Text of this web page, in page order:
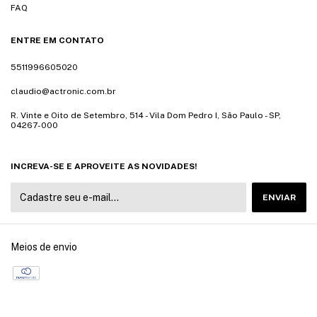
FAQ
ENTRE EM CONTATO
5511996605020
claudio@actronic.com.br
R. Vinte e Oito de Setembro, 514 - Vila Dom Pedro I, São Paulo - SP,
04267-000
INCREVA-SE E APROVEITE AS NOVIDADES!
Meios de envio